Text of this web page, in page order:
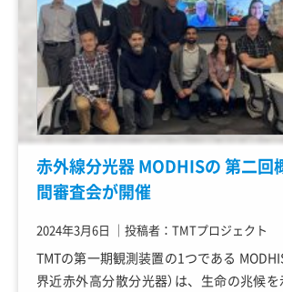
赤外線分光器 MODHISの 第二回
間審査会が開催
2024年3月6日 ｜ 投稿者：TMTプロジェクト
TMTの第一期観測装置の1つである
界近赤外高分散分光器）は、生命の兆候